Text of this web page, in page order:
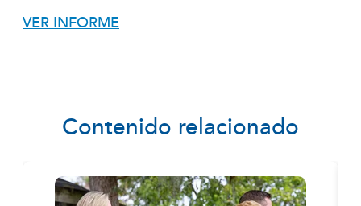
VER INFORME
Contenido relacionado